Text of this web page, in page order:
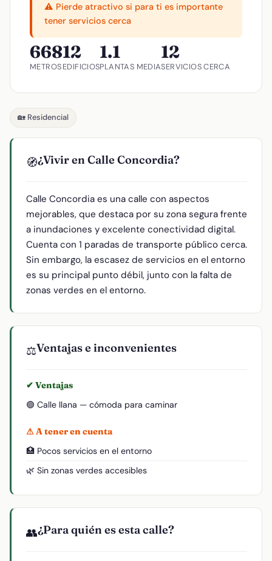
⚠️ Pierde atractivo si para ti es importante
tener servicios cerca
668
METROS
12
EDIFICIOS
1.1
PLANTAS MEDIA
12
SERVICIOS CERCA
🏡 Residencial
🧭¿Vivir en Calle Concordia?
Calle Concordia es una calle con aspectos
mejorables, que destaca por su zona segura frente
a inundaciones y excelente conectividad digital.
Cuenta con 1 paradas de transporte público cerca.
Sin embargo, la escasez de servicios en el entorno
es su principal punto débil, junto con la falta de
zonas verdes en el entorno.
⚖️Ventajas e inconvenientes
✔ Ventajas
🟢 Calle llana — cómoda para caminar
⚠ A tener en cuenta
🏥 Pocos servicios en el entorno
🌿 Sin zonas verdes accesibles
👥¿Para quién es esta calle?